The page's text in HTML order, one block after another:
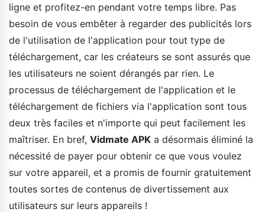
ligne et profitez-en pendant votre temps libre. Pas
besoin de vous embêter à regarder des publicités lors
de l'utilisation de l'application pour tout type de
téléchargement, car les créateurs se sont assurés que
les utilisateurs ne soient dérangés par rien. Le
processus de téléchargement de l'application et le
téléchargement de fichiers via l'application sont tous
deux très faciles et n'importe qui peut facilement les
maîtriser. En bref, Vidmate APK a désormais éliminé la
nécessité de payer pour obtenir ce que vous voulez
sur votre appareil, et a promis de fournir gratuitement
toutes sortes de contenus de divertissement aux
utilisateurs sur leurs appareils !